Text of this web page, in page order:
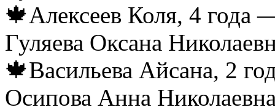
🍁Алексеев Коля, 4 года
Гуляева Оксана
🍁Васильева Айсана, 2
Осипова Анна